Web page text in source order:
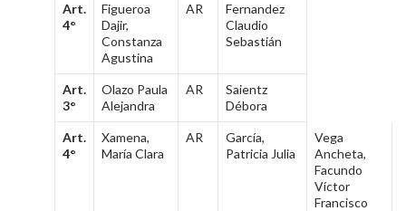
Art.
4°
Figueroa
Dajir,
Constanza
Agustina
AR
Fernandez
Claudio
Sebastián
Art.
3°
Olazo Paula
Alejandra
AR
Saientz
Débora
Art.
4°
Xamena,
María Clara
AR
García,
Patricia Julia
Vega
Ancheta,
Facundo
Víctor
Francisco